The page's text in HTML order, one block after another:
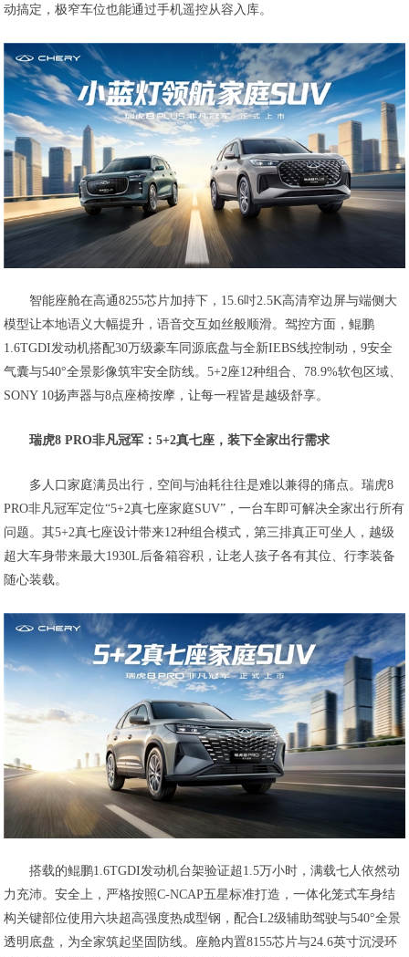
动搞定，极窄车位也能通过手机遥控从容入库。
智能座舱在高通8255芯片加持下，15.6吋2.5K高清窄边屏与端侧大
模型让本地语义大幅提升，语音交互如丝般顺滑。驾控方面，鲲鹏
1.6TGDI发动机搭配30万级豪车同源底盘与全新IEBS线控制动，9安全
气囊与540°全景影像筑牢安全防线。5+2座12种组合、78.9%软包区域、
SONY 10扬声器与8点座椅按摩，让每一程皆是越级舒享。
瑞虎8 PRO非凡冠军：5+2真七座，装下全家出行需求
多人口家庭满员出行，空间与油耗往往是难以兼得的痛点。瑞虎8
PRO非凡冠军定位“5+2真七座家庭SUV”，一台车即可解决全家出行所有
问题。其5+2真七座设计带来12种组合模式，第三排真正可坐人，越级
超大车身带来最大1930L后备箱容积，让老人孩子各有其位、行李装备
随心装载。
搭载的鲲鹏1.6TGDI发动机台架验证超1.5万小时，满载七人依然动
力充沛。安全上，严格按照C-NCAP五星标准打造，一体化笼式车身结
构关键部位使用六块超高强度热成型钢，配合L2级辅助驾驶与540°全景
透明底盘，为全家筑起坚固防线。座舱内置8155芯片与24.6英寸沉浸环